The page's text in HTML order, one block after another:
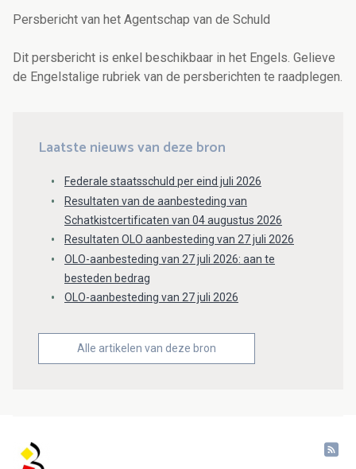
Persbericht van het Agentschap van de Schuld
Dit persbericht is enkel beschikbaar in het Engels. Gelieve
de Engelstalige rubriek van de persberichten te raadplegen.
Laatste nieuws van deze bron
Federale staatsschuld per eind juli 2026
Resultaten van de aanbesteding van
Schatkistcertificaten van 04 augustus 2026
Resultaten OLO aanbesteding van 27 juli 2026
OLO-aanbesteding van 27 juli 2026: aan te
besteden bedrag
OLO-aanbesteding van 27 juli 2026
Alle artikelen van deze bron